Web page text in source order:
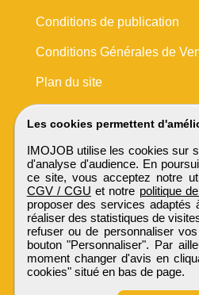
Les cookies permettent
IMOJOB utilise les cookies sur
d'analyse d'audience. En
ce site, vous acceptez notre
CGV / CGU et notre politique
proposer des services adaptés
réaliser des statistiques de
refuser ou de personnaliser
bouton "Personnaliser". Par
moment changer d'avis en
cookies" situé en bas de page.
Conditions de publication
Conditions Générales de
Plan du site